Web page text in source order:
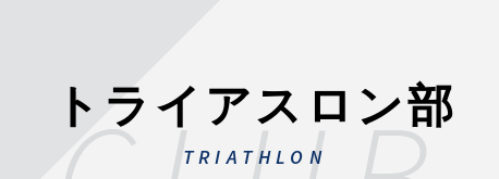
トライアスロン部
TRIATHLON